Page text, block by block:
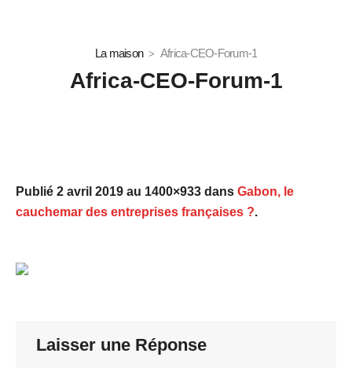
La maison Africa-CEO-Forum-1
Africa-CEO-Forum-1
Publié 2 avril 2019 au 1400×933 dans Gabon, le
cauchemar des entreprises françaises ?.
Laisser une Réponse